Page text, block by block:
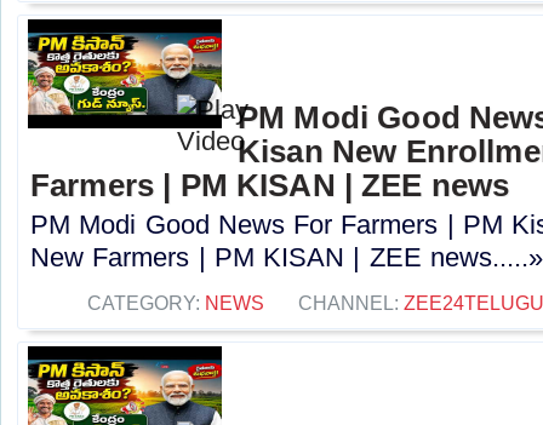
PM Modi Good
Kisan New
Farmers | PM KISAN | ZEE news
PM Modi Good News For Farmers | PM
New Farmers | PM KISAN | ZEE
CATEGORY: NEWS CHANNEL: